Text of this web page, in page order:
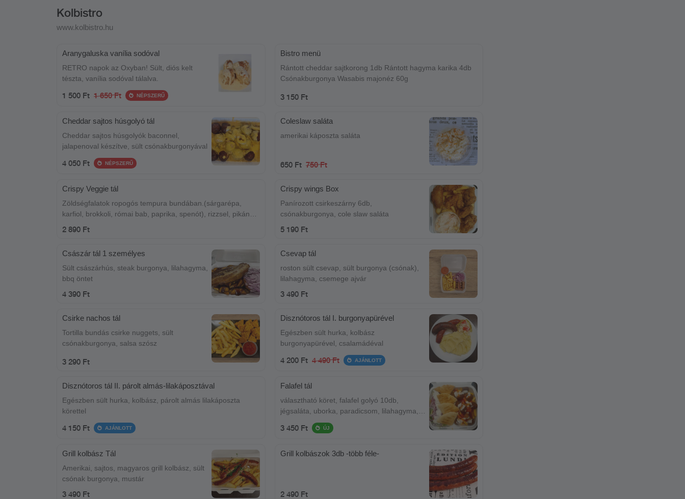
Kolbistro
www.kolbistro.hu
Aranygaluska vanília sodóval
RETRO napok az Oxyban! Sült, diós kelt
tészta, vanília sodóval tálalva.
1 500 Ft 1 650 Ft NÉPSZERŰ
Bistro menü
Rántott cheddar sajtkorong 1db Rántott hagyma karika 4db
Csónakburgonya Wasabis majonéz 60g
3 150 Ft
Cheddar sajtos húsgolyó tál
Cheddar sajtos húsgolyók baconnel,
jalapenoval készítve, sült csónakburgonyával
4 050 Ft NÉPSZERŰ
Coleslaw saláta
amerikai káposzta saláta
650 Ft 750 Ft
Crispy Veggie tál
Zöldségfalatok ropogós tempura bundában.(sárgarépa,
karfiol, brokkoli, római bab, paprika, spenót), rizzsel, pikáns
2 890 Ft
Crispy wings Box
Panírozott csirkeszárny 6db,
csónakburgonya, cole slaw saláta
5 190 Ft
Császár tál 1 személyes
Sült császárhús, steak burgonya, lilahagyma,
bbq öntet
4 390 Ft
Csevap tál
roston sült csevap, sült burgonya (csónak),
lilahagyma, csemege ajvár
3 490 Ft
Csirke nachos tál
Tortilla bundás csirke nuggets, sült
csónakburgonya, salsa szósz
3 290 Ft
Disznótoros tál I. burgonyapürével
Egészben sült hurka, kolbász
burgonyapürével, csalamádéval
4 200 Ft 4 490 Ft AJÁNLOTT
Disznótoros tál II. párolt almás-lilakáposztával
Egészben sült hurka, kolbász, párolt almás lilakáposzta
körettel
4 150 Ft AJÁNLOTT
Falafel tál
választható köret, falafel golyó 10db,
jégsaláta, uborka, paradicsom, lilahagyma,
joghurtos öntet, pita
3 450 Ft ÚJ
Grill kolbász Tál
Amerikai, sajtos, magyaros grill kolbász, sült
csónak burgonya, mustár
3 490 Ft
Grill kolbászok 3db -több féle-
2 490 Ft